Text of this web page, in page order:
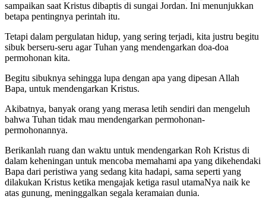
sampaikan saat Kristus dibaptis di sungai Jordan. Ini menunjukkan
betapa pentingnya perintah itu.
Tetapi dalam pergulatan hidup, yang sering terjadi, kita justru begitu
sibuk berseru-seru agar Tuhan yang mendengarkan doa-doa
permohonan kita.
Begitu sibuknya sehingga lupa dengan apa yang dipesan Allah
Bapa, untuk mendengarkan Kristus.
Akibatnya, banyak orang yang merasa letih sendiri dan mengeluh
bahwa Tuhan tidak mau mendengarkan permohonan-
permohonannya.
Berikanlah ruang dan waktu untuk mendengarkan Roh Kristus di
dalam keheningan untuk mencoba memahami apa yang dikehendaki
Bapa dari peristiwa yang sedang kita hadapi, sama seperti yang
dilakukan Kristus ketika mengajak ketiga rasul utamaNya naik ke
atas gunung, meninggalkan segala keramaian dunia.